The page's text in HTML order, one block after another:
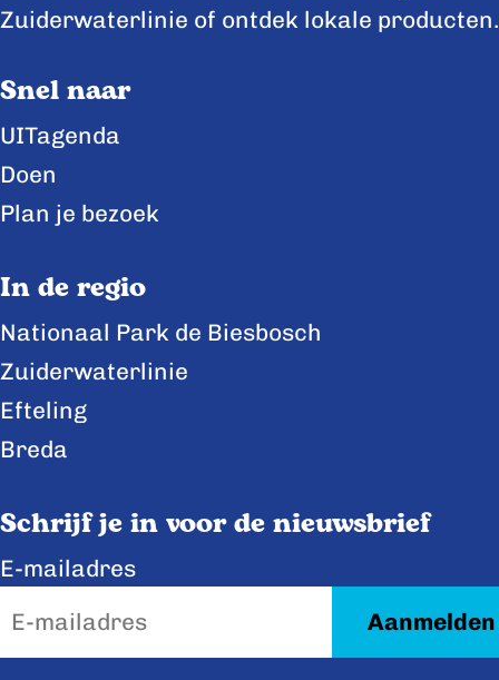
p
g
i
o
F
a
c
e
b
o
p
g
i
a
o
X
p
o
L
i
n
I
Zuiderwaterlinie of ontdek lokale producten.
Snel naar
UITagenda
Doen
Plan je bezoek
In de regio
Nationaal Park de Biesbosch
Zuiderwaterlinie
Efteling
Breda
Schrijf je in voor de nieuwsbrief
E-mailadres